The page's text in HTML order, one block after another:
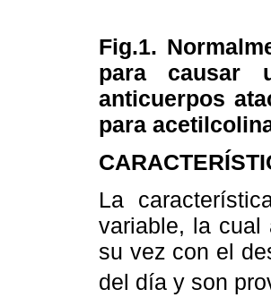
Fig.1.
para causar
anticuerpos
para
La
variable, la cual
su vez con el
del día y son